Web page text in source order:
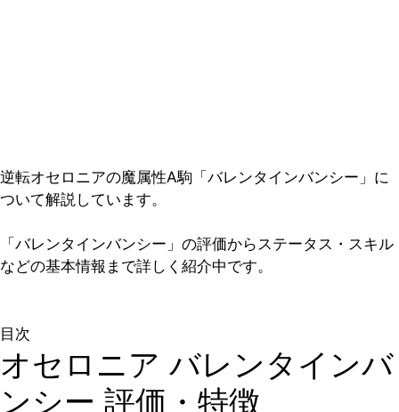
逆転オセロニアの魔属性A駒「バレンタインバンシー」に
ついて解説しています。
「バレンタインバンシー」の評価からステータス・スキル
などの基本情報まで詳しく紹介中です。
目次
オセロニア バレンタインバ
ンシー 評価・特徴